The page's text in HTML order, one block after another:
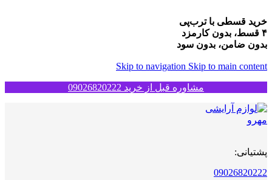
خرید قسطی با ترب‌پی
۴ قسط، بدون کارمزد
بدون ضامن، بدون سود
Skip to navigation Skip to main content
مشاوره قبل از خرید 09026820222
پشتیانی:
09026820222